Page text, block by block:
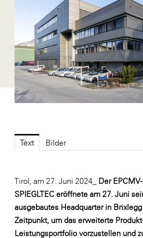
Fressnapf
FRoSTA
FV Energierohstoff &
Gardena
Gas Connect Austria
GBV - Verband gemeinnütziger
Bauvereinigungen
Heimat Österreich
JELD-WEN DANA
kosaplaner
LAT Nitrogen
Text Bilder
Tirol, am 27. Juni 2024_ Der
SPIEGLTEC eröffnete am 27. Juni
ausgebautes Headquarter in
Zeitpunkt, um das erweiterte
Leistungsportfolio vorzustellen und